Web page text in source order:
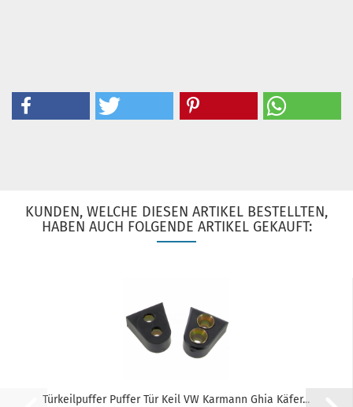
KUNDEN, WELCHE DIESEN ARTIKEL BESTELLTEN,
HABEN AUCH FOLGENDE ARTIKEL GEKAUFT:
Türkeilpuffer Puffer Tür Keil VW Karmann Ghia Käfer...